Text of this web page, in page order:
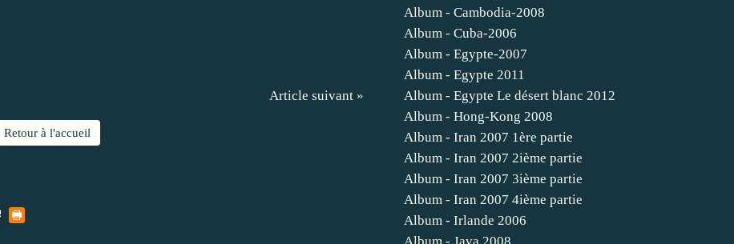
Article suivant »
Retour à l'accueil
Album - Cambodia-2008
Album - Cuba-2006
Album - Egypte-2007
Album - Egypte 2011
Album - Egypte Le désert blanc 2012
Album - Hong-Kong 2008
Album - Iran 2007 1ère partie
Album - Iran 2007 2ième partie
Album - Iran 2007 3ième partie
Album - Iran 2007 4ième partie
Album - Irlande 2006